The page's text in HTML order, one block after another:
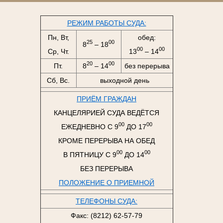
РЕЖИМ РАБОТЫ СУДА:
Пн, Вт,
Ср, Чт.
825 – 1800
обед:
1300 – 1400
Пт. 820 – 1400
без перерыва
Сб, Вс.
выходной день
ПРИЁМ ГРАЖДАН
КАНЦЕЛЯРИЕЙ СУДА ВЕДЁТСЯ
ЕЖЕДНЕВНО С 900ДО 1700
КРОМЕ ПЕРЕРЫВА НА ОБЕД
В ПЯТНИЦУ С 900ДО 1400
БЕЗ ПЕРЕРЫВА
ПОЛОЖЕНИЕ О ПРИЕМНОЙ
ТЕЛЕФОНЫ СУДА:
Факс: (8212) 62-57-79